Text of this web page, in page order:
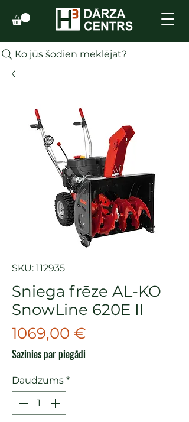
Ko jūs šodien meklējat?
SKU: 112935
Sniega frēze AL-KO
SnowLine 620E II
1069,00 €
Sazinies par piegādi
Daudzums *